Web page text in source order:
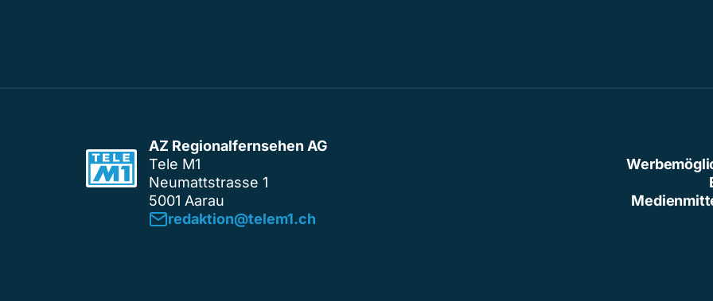
AZ Regionalfernsehen AG
Tele M1
Neumattstrasse 1
5001 Aarau
redaktion@telem1.ch